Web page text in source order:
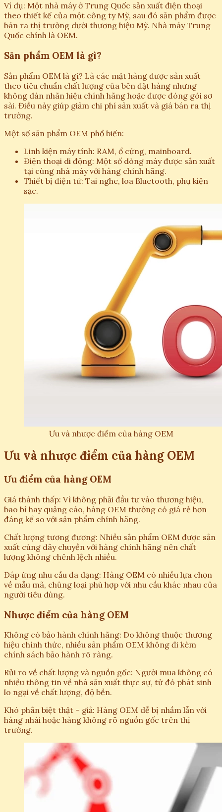
Ví dụ: Một nhà máy ở Trung Quốc sản xuất điện thoại
theo thiết kế của một công ty Mỹ, sau đó sản phẩm được
bán ra thị trường dưới thương hiệu Mỹ. Nhà máy Trung
Quốc chính là OEM.
Sản phẩm OEM là gì?
Sản phẩm OEM là gì? Là các mặt hàng được sản xuất
theo tiêu chuẩn chất lượng của bên đặt hàng nhưng
không dán nhãn hiệu chính hãng hoặc được đóng gói sơ
sài. Điều này giúp giảm chi phí sản xuất và giá bán ra thị
trường.
Một số sản phẩm OEM phổ biến:
Linh kiện máy tính: RAM, ổ cứng, mainboard.
Điện thoại di động: Một số dòng máy được sản xuất
tại cùng nhà máy với hàng chính hãng.
Thiết bị điện tử: Tai nghe, loa Bluetooth, phụ kiện
sạc.
Ưu và nhược điểm của hàng OEM
Ưu và nhược điểm của hàng OEM
Ưu điểm của hàng OEM
Giá thành thấp: Vì không phải đầu tư vào thương hiệu,
bao bì hay quảng cáo, hàng OEM thường có giá rẻ hơn
đáng kể so với sản phẩm chính hãng.
Chất lượng tương đương: Nhiều sản phẩm OEM được sản
xuất cùng dây chuyền với hàng chính hãng nên chất
lượng không chênh lệch nhiều.
Đáp ứng nhu cầu đa dạng: Hàng OEM có nhiều lựa chọn
về mẫu mã, chủng loại phù hợp với nhu cầu khác nhau của
người tiêu dùng.
Nhược điểm của hàng OEM
Không có bảo hành chính hãng: Do không thuộc thương
hiệu chính thức, nhiều sản phẩm OEM không đi kèm
chính sách bảo hành rõ ràng.
Rủi ro về chất lượng và nguồn gốc: Người mua không có
nhiều thông tin về nhà sản xuất thực sự, từ đó phát sinh
lo ngại về chất lượng, độ bền.
Khó phân biệt thật – giả: Hàng OEM dễ bị nhầm lẫn với
hàng nhái hoặc hàng không rõ nguồn gốc trên thị
trường.